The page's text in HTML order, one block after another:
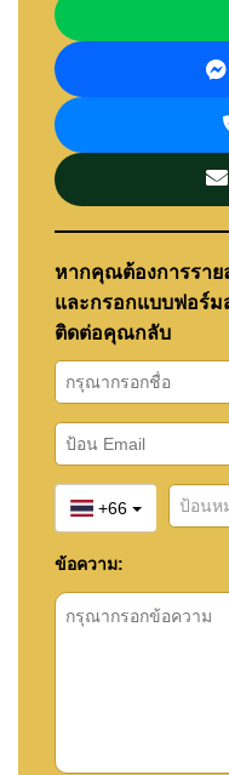
หากคุณต้องการราย
และกรอกแบบฟอร์ม
ติดต่อคุณกลับ
+66
ข้อความ: